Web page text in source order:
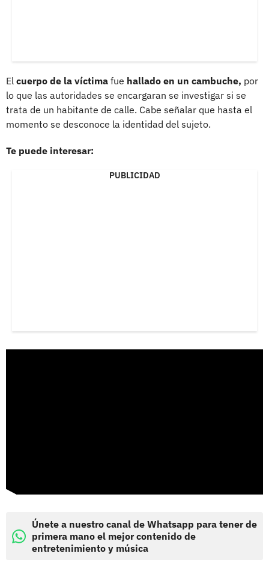
El cuerpo de la víctima fue hallado en un cambuche, por
lo que las autoridades se encargaran se investigar si se
trata de un habitante de calle. Cabe señalar que hasta el
momento se desconoce la identidad del sujeto.
Te puede interesar:
PUBLICIDAD
Únete a nuestro canal de Whatsapp para tener de
primera mano el mejor contenido de
entretenimiento y música